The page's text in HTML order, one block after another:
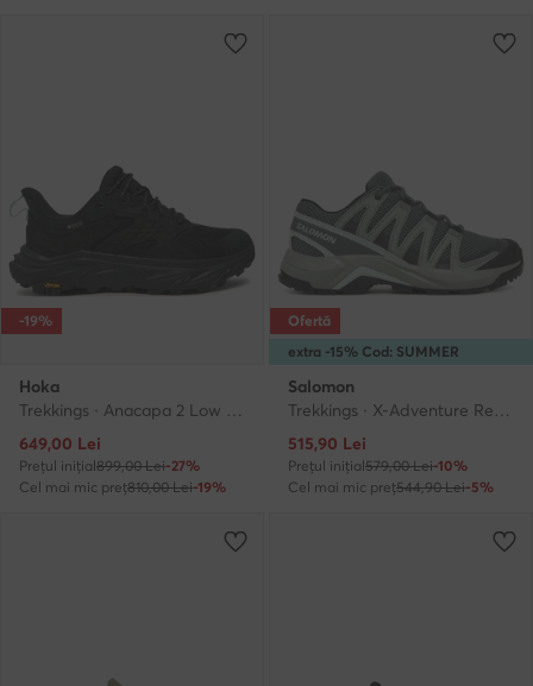
-19%
Hoka
Trekkings · Anacapa 2 Low GTX GORE-TEX 1142830 · Negru
Prețul actual
649,00 Lei
Prețul inițial899,00 Lei-27%
Cel mai mic preț810,00 Lei-19%
extra -15% Cod: SUMMER
Ofertă
Salomon
Trekkings · X-Adventure Recon L47813600 · Verde
Prețul actual
515,90 Lei
Prețul inițial579,00 Lei-10%
Cel mai mic preț544,90 Lei-5%